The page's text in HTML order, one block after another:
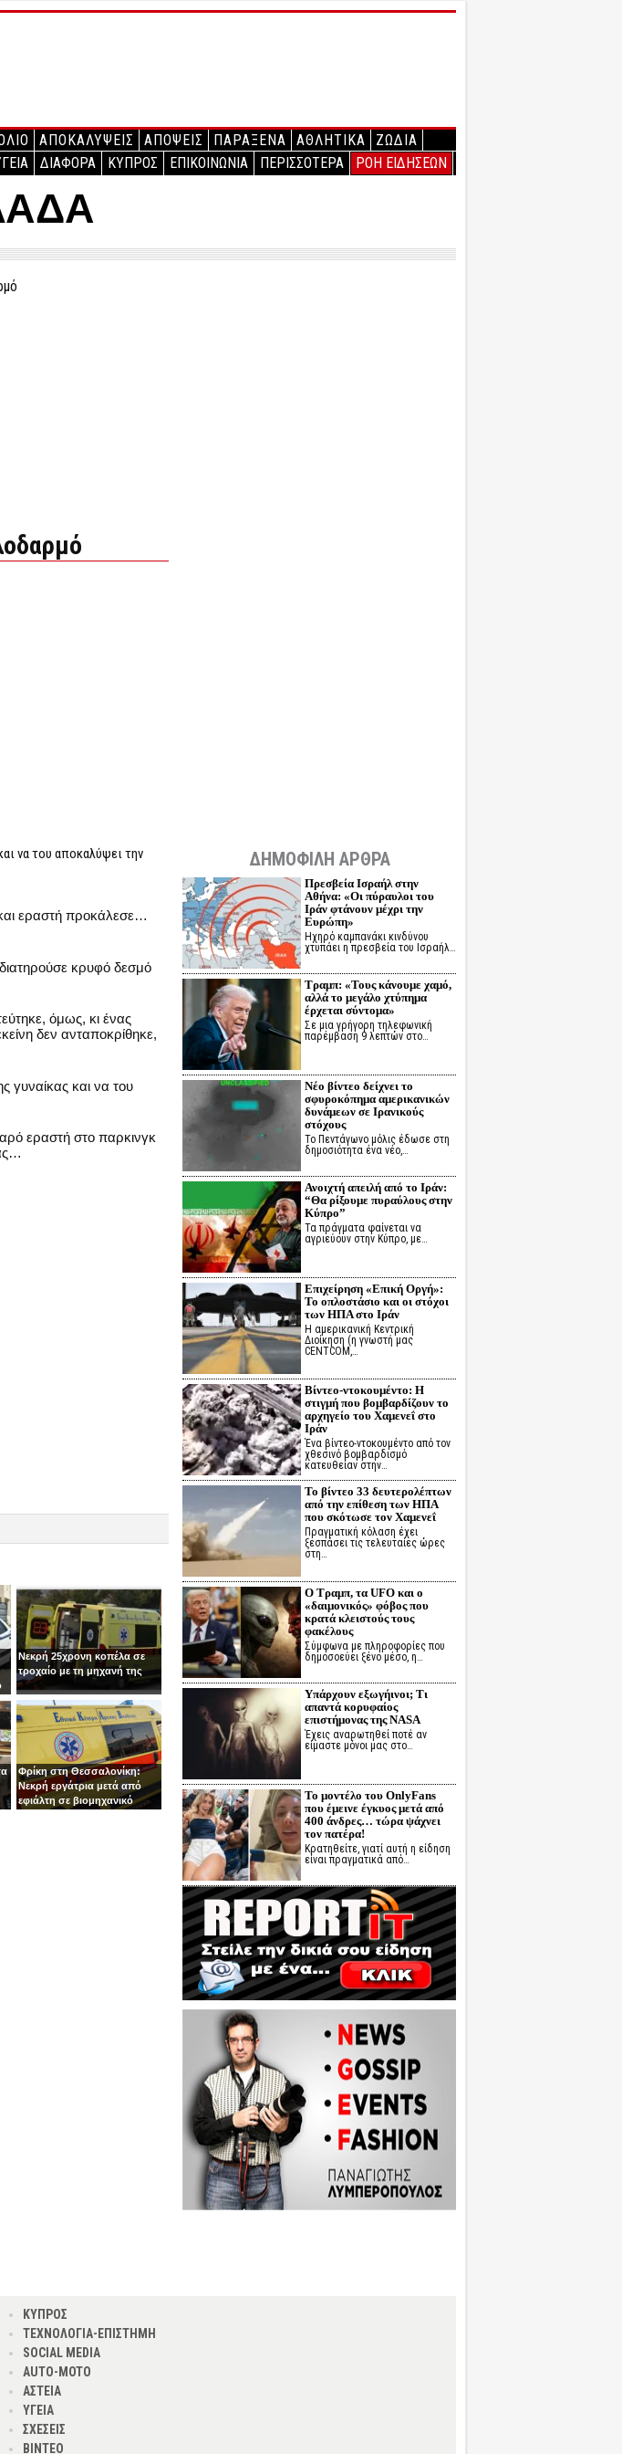
ΑΠΟΚΑΛΥΨΕΙΣ ΑΠΟΨΕΙΣ ΠΑΡΑΞΕΝΑ ΑΘΛΗΤΙΚΑ
ΖΩΔΙΑ
ΔΙΑΦΟΡΑ ΚΥΠΡΟΣ ΕΠΙΚΟΙΝΩΝΙΑ ΠΕΡΙΣΣΟΤΕΡΑ ΡΟΗ ΕΙΔΗΣΕΩΝ
να του αποκαλύψει την
εραστή προκάλεσε…
κρυφό δεσμό
όμως, κι ένας
δεν ανταποκρίθηκε,
γυναίκας και να του
εραστή στο παρκινγκ
Νεκρή 25χρονη κοπέλα σε
τροχαίο με τη μηχανή της
Φρίκη στη Θεσσαλονίκη:
Νεκρή εργάτρια μετά από
εφιάλτη σε βιομηχανικό
ΔΗΜΟΦΙΛΗ ΑΡΘΡΑ
Πρεσβεία Ισραήλ στην
Αθήνα: «Οι πύραυλοι του
Ιράν φτάνουν μέχρι την
Ευρώπη»
Ηχηρό καμπανάκι κινδύνου
χτυπάει η πρεσβεία του Ισραήλ…
Τραμπ: «Τους κάνουμε χαμό,
αλλά το μεγάλο χτύπημα
έρχεται σύντομα»
Σε μια γρήγορη τηλεφωνική
παρέμβαση 9 λεπτών στο…
Νέο βίντεο δείχνει το
σφυροκόπημα αμερικανικών
δυνάμεων σε Ιρανικούς
στόχους
Το Πεντάγωνο μόλις έδωσε στη
δημοσιότητα ένα νέο,…
Ανοιχτή απειλή από το Ιράν:
“Θα ρίξουμε πυραύλους στην
Κύπρο”
Τα πράγματα φαίνεται να
αγριεύουν στην Κύπρο, με…
Επιχείρηση «Επική Οργή»:
Το οπλοστάσιο και οι στόχοι
των ΗΠΑ στο Ιράν
Η αμερικανική Κεντρική
Διοίκηση (η γνωστή μας
CENTCOM,…
Βίντεο-ντοκουμέντο: Η
στιγμή που βομβαρδίζουν το
αρχηγείο του Χαμενεΐ στο
Ιράν
Ένα βίντεο-ντοκουμέντο από τον
χθεσινό βομβαρδισμό
κατευθείαν στην…
Το βίντεο 33 δευτερολέπτων
από την επίθεση των ΗΠΑ
που σκότωσε τον Χαμενεΐ
Πραγματική κόλαση έχει
ξεσπάσει τις τελευταίες ώρες
στη…
Ο Τραμπ, τα UFO και ο
«δαιμονικός» φόβος που
κρατά κλειστούς τους
φακέλους
Σύμφωνα με πληροφορίες που
δημοσοεύει ξένο μέσο, η…
Υπάρχουν εξωγήινοι; Τι
απαντά κορυφαίος
επιστήμονας της NASA
Έχεις αναρωτηθεί ποτέ αν
είμαστε μόνοι μας στο…
Το μοντέλο του OnlyFans
που έμεινε έγκυος μετά από
400 άνδρες… τώρα ψάχνει
τον πατέρα!
Κρατηθείτε, γιατί αυτή η είδηση
είναι πραγματικά από…
ΚΥΠΡΟΣ
ΤΕΧΝΟΛΟΓΙΑ-ΕΠΙΣΤΗΜΗ
SOCIAL MEDIA
AUTO-MOTO
ΑΣΤΕΙΑ
ΥΓΕΙΑ
ΣΧΕΣΕΙΣ
ΒΙΝΤΕΟ